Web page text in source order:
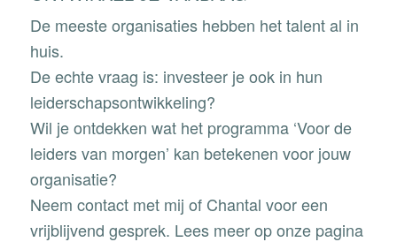
De meeste organisaties hebben het talent al in
huis.
De echte vraag is: investeer je ook in hun
leiderschapsontwikkeling?
Wil je ontdekken wat het programma ‘Voor de
leiders van morgen’ kan betekenen voor jouw
organisatie?
Neem contact met mij of Chantal voor een
vrijblijvend gesprek. Lees meer op onze pagina